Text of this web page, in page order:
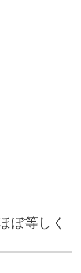
ぼ等しく